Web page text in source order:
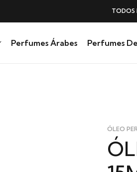
TODOS NUESTROS
Perfumes Árabes Perfumes
ÓLEO